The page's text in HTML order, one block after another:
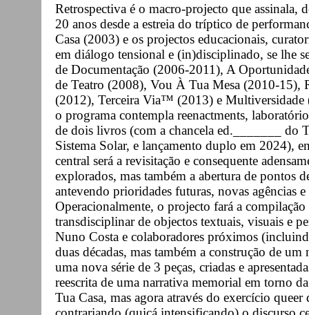
Retrospectiva é o macro-projecto que assinala,
20 anos desde a estreia do tríptico de
Casa (2003) e os projectos educacionais,
em diálogo tensional e (in)disciplinado, se lhe
de Documentação (2006-2011), A
de Teatro (2008), Vou À Tua Mesa (2010-15),
(2012), Terceira Via™ (2013) e Multiversidade
o programa contempla reenactments,
de dois livros (com a chancela ed._______ do
Sistema Solar, e lançamento duplo em 2024),
central será a revisitação e consequente
explorados, mas também a abertura de pontos
antevendo prioridades futuras, novas agências
Operacionalmente, o projecto fará a
transdisciplinar de objectos textuais, visuais e
Nuno Costa e colaboradores próximos
duas décadas, mas também a construção de
uma nova série de 3 peças, criadas e
reescrita de uma narrativa memorial em torno
Tua Casa, mas agora através do exercício